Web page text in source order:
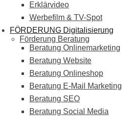
Erklärvideo
Werbefilm & TV-Spot
FÖRDERUNG Digitalisierung
Förderung Beratung
Beratung Onlinemarketing
Beratung Website
Beratung Onlineshop
Beratung E-Mail Marketing
Beratung SEO
Beratung Social Media